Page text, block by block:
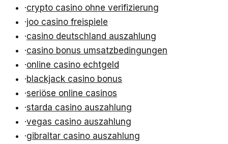
·crypto casino ohne verifizierung
·joo casino freispiele
·casino deutschland auszahlung
·casino bonus umsatzbedingungen
·online casino echtgeld
·blackjack casino bonus
·seriöse online casinos
·starda casino auszahlung
·vegas casino auszahlung
·gibraltar casino auszahlung